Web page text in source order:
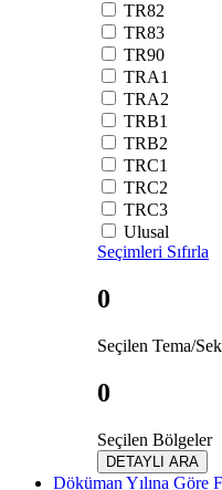
TR82
TR83
TR90
TRA1
TRA2
TRB1
TRB2
TRC1
TRC2
TRC3
Ulusal
Seçimleri Sıfırla
0
Seçilen Tema/
0
Seçilen Bölgeler
DETAYLI ARA
Döküman Yılına Göre